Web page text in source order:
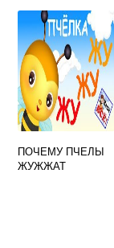
ПОЧЕМУ ПЧЕЛЫ
ЖУЖЖАТ